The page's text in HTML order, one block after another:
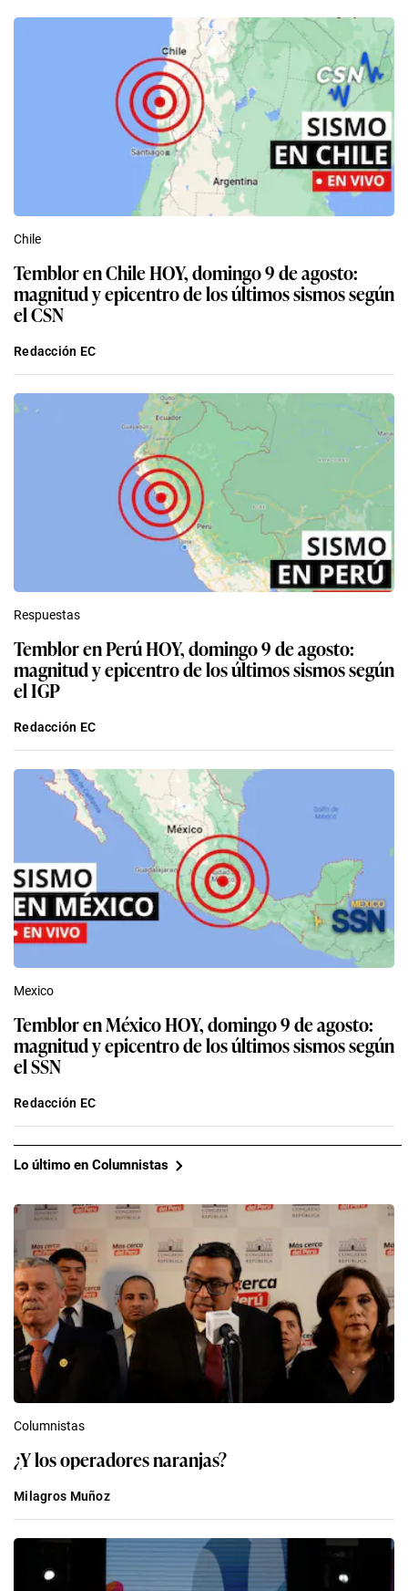
Chile
Temblor en Chile HOY, domingo 9 de agosto:
magnitud y epicentro de los últimos sismos según
el CSN
Redacción EC
Respuestas
Temblor en Perú HOY, domingo 9 de agosto:
magnitud y epicentro de los últimos sismos según
el IGP
Redacción EC
Mexico
Temblor en México HOY, domingo 9 de agosto:
magnitud y epicentro de los últimos sismos según
el SSN
Redacción EC
Lo último en Columnistas
Columnistas
¿Y los operadores naranjas?
Milagros Muñoz